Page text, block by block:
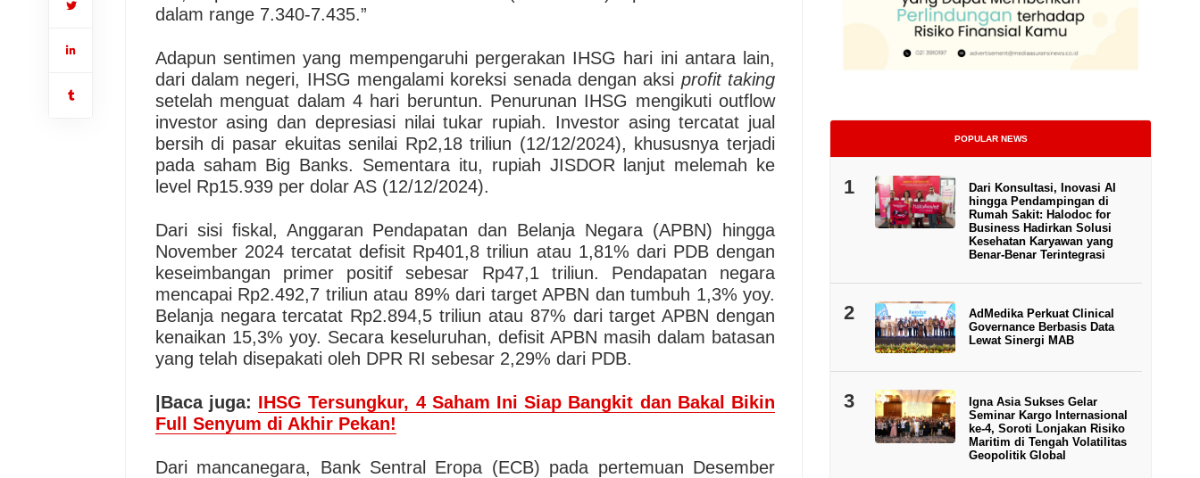
dalam range 7.340-7.435.”
Adapun sentimen yang mempengaruhi pergerakan IHSG hari ini antara lain,
dari dalam negeri, IHSG mengalami koreksi senada dengan aksi profit taking
setelah menguat dalam 4 hari beruntun. Penurunan IHSG mengikuti outflow
investor asing dan depresiasi nilai tukar rupiah. Investor asing tercatat jual
bersih di pasar ekuitas senilai Rp2,18 triliun (12/12/2024), khususnya terjadi
pada saham Big Banks. Sementara itu, rupiah JISDOR lanjut melemah ke
level Rp15.939 per dolar AS (12/12/2024).
Dari sisi fiskal, Anggaran Pendapatan dan Belanja Negara (APBN) hingga
November 2024 tercatat defisit Rp401,8 triliun atau 1,81% dari PDB dengan
keseimbangan primer positif sebesar Rp47,1 triliun. Pendapatan negara
mencapai Rp2.492,7 triliun atau 89% dari target APBN dan tumbuh 1,3% yoy.
Belanja negara tercatat Rp2.894,5 triliun atau 87% dari target APBN dengan
kenaikan 15,3% yoy. Secara keseluruhan, defisit APBN masih dalam batasan
yang telah disepakati oleh DPR RI sebesar 2,29% dari PDB.
|Baca juga: IHSG Tersungkur, 4 Saham Ini Siap Bangkit dan Bakal Bikin
Full Senyum di Akhir Pekan!
Dari mancanegara, Bank Sentral Eropa (ECB) pada pertemuan Desember
POPULAR NEWS
1
Dari Konsultasi, Inovasi AI
hingga Pendampingan di
Rumah Sakit: Halodoc for
Business Hadirkan Solusi
Kesehatan Karyawan yang
Benar-Benar Terintegrasi
2
AdMedika Perkuat Clinical
Governance Berbasis Data
Lewat Sinergi MAB
3
Igna Asia Sukses Gelar
Seminar Kargo Internasional
ke-4, Soroti Lonjakan Risiko
Maritim di Tengah Volatilitas
Geopolitik Global